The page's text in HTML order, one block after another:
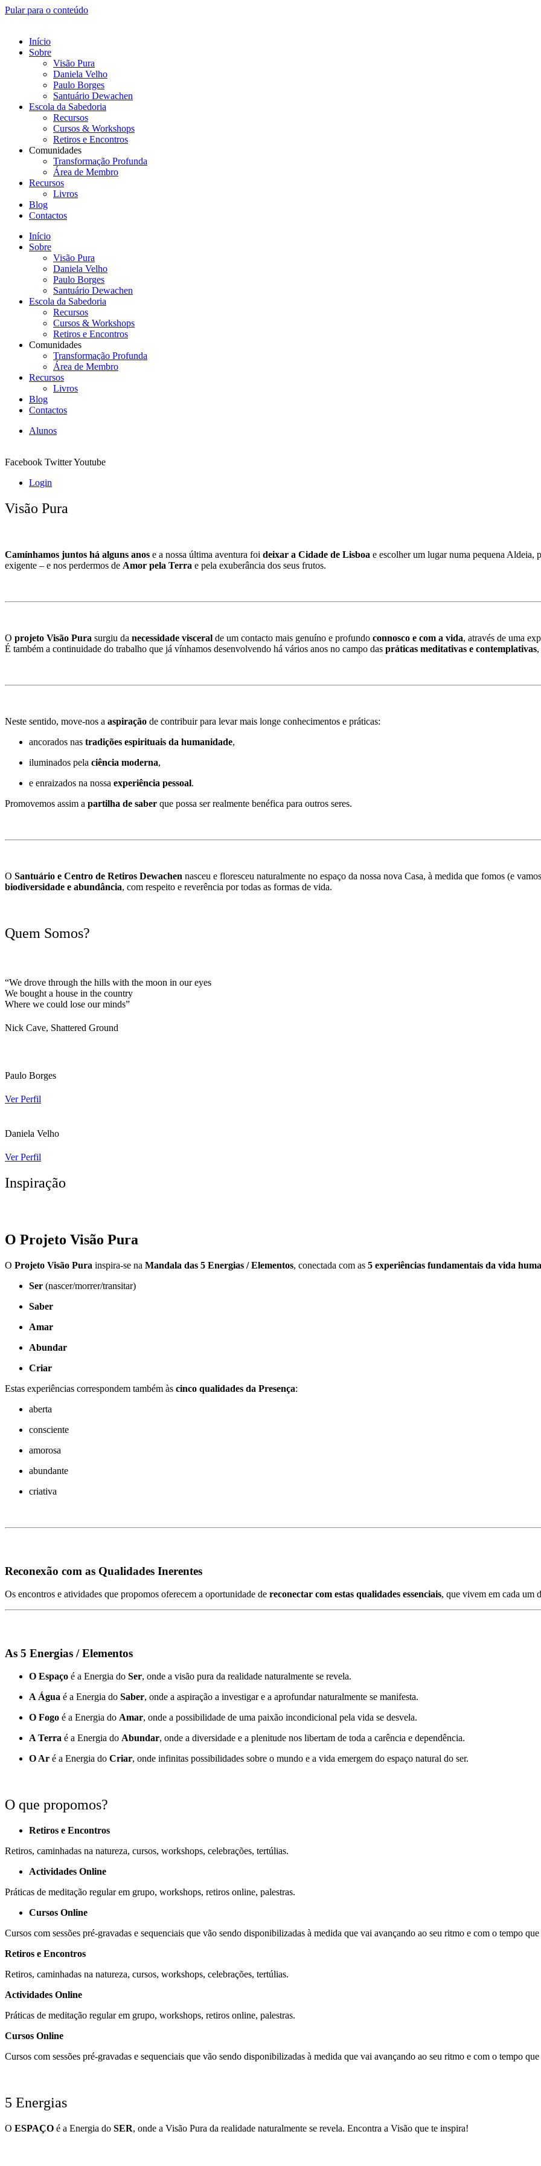
Pular para o conteúdo
Início
Sobre
Visão Pura
Daniela Velho
Paulo Borges
Santuário Dewachen
Escola da Sabedoria
Recursos
Cursos & Workshops
Retiros e Encontros
Comunidades
Transformação Profunda
Área de Membro
Recursos
Livros
Blog
Contactos
Início
Sobre
Visão Pura
Daniela Velho
Paulo Borges
Santuário Dewachen
Escola da Sabedoria
Recursos
Cursos & Workshops
Retiros e Encontros
Comunidades
Transformação Profunda
Área de Membro
Recursos
Livros
Blog
Contactos
Alunos
Facebook TwitterYoutube
Login
Visão Pura
Camínhamos juntos há alguns anos e a nossa última aventura foi deixar a Cidade de Lisboa e escolher um lugar numa pequena Aldeia,
exigente – e nos perdermos de Amor pela Terra e pela exuberância dos seus frutos.
O projeto Visão Pura surgiu da necessidade visceral de um contacto mais genuíno e profundo connosco e com a vida, através de uma
É também a continuidade do trabalho que já vínhamos desenvolvendo há vários anos no campo das práticas meditativas e contemplativas
Neste sentido, move-nos a aspiração de contribuir para levar mais longe conhecimentos e práticas:
ancorados nas tradições espirituais da humanidade,
iluminados pela ciência moderna,
e enraizados na nossa experiência pessoal.
Promovemos assim a partilha de saber que possa ser realmente benéfica para outros seres.
O Santuário e Centro de Retiros Dewachen nasceu e floresceu naturalmente no espaço da nossa nova Casa, à medida que fomos (e
biodiversidade e abundância, com respeito e reverência por todas as formas de vida.
Quem Somos?
“We drove through the hills with the moon in our eyes
We bought a house in the country
Where we could lose our minds”
Nick Cave, Shattered Ground
Paulo Borges
Ver Perfil
Daniela Velho
Ver Perfil
Inspiração
O Projeto Visão Pura
O Projeto Visão Pura inspira-se na Mandala das 5 Energias / Elementos, conectada com as 5 experiências fundamentais da vida
Ser (nascer/morrer/transitar)
Saber
Amar
Abundar
Criar
Estas experiências correspondem também às cinco qualidades da Presença:
aberta
consciente
amorosa
abundante
criativa
Reconexão com as Qualidades Inerentes
Os encontros e atividades que propomos oferecem a oportunidade de reconectar com estas qualidades essenciais, que vivem em cada um
As 5 Energias / Elementos
O Espaço é a Energia do Ser, onde a visão pura da realidade naturalmente se revela.
A Água é a Energia do Saber, onde a aspiração a investigar e a aprofundar naturalmente se manifesta.
O Fogo é a Energia do Amar, onde a possibilidade de uma paixão incondicional pela vida se desvela.
A Terra é a Energia do Abundar, onde a diversidade e a plenitude nos libertam de toda a carência e dependência.
O Ar é a Energia do Criar, onde infinitas possibilidades sobre o mundo e a vida emergem do espaço natural do ser.
O que propomos?
Retiros e Encontros
Retiros, caminhadas na natureza, cursos, workshops, celebrações, tertúlias.
Actividades Online
Práticas de meditação regular em grupo, workshops, retiros online, palestras.
Cursos Online
Cursos com sessões pré-gravadas e sequenciais que vão sendo disponibilizadas à medida que vai avançando ao seu ritmo e com o tempo que
Retiros e Encontros
Retiros, caminhadas na natureza, cursos, workshops, celebrações, tertúlias.
Actividades Online
Práticas de meditação regular em grupo, workshops, retiros online, palestras.
Cursos Online
Cursos com sessões pré-gravadas e sequenciais que vão sendo disponibilizadas à medida que vai avançando ao seu ritmo e com o tempo que
5 Energias
O ESPAÇO é a Energia do SER, onde a Visão Pura da realidade naturalmente se revela. Encontra a Visão que te inspira!